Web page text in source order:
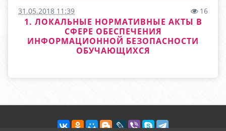
31.05.2018 11:39 16
1. ЛОКАЛЬНЫЕ НОРМАТИВНЫЕ АКТЫ В
СФЕРЕ ОБЕСПЕЧЕНИЯ
ИНФОРМАЦИОННОЙ БЕЗОПАСНОСТИ
ОБУЧАЮЩИХСЯ